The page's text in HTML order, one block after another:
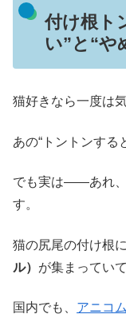
付け根ト
い”と“や
猫好きなら一度は
あの“トントンする
でも実は――あれ
す。
猫の尻尾の付け根
ル） が集まってい
国内でも、 アニコ